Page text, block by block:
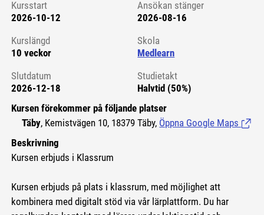
Kursstart 6245160
Kursstart
2026-10-12
Ansökan stänger
2026-08-16
Kurslängd
10 veckor
Skola
Medlearn
Slutdatum
2026-12-18
Studietakt
Halvtid (50%)
Kursen förekommer på följande platser
Täby, Kemistvägen 10, 18379 Täby, Öppna Google Maps
Beskrivning
Kursen erbjuds i Klassrum
Kursen erbjuds på plats i klassrum, med möjlighet att
kombinera med digitalt stöd via vår lärplattform. Du har